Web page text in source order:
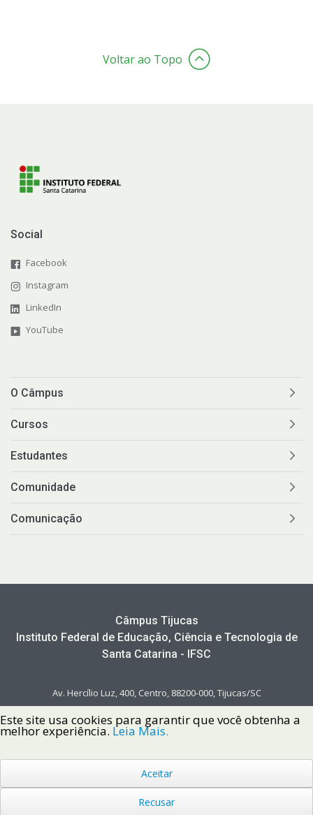
Voltar ao Topo
Social
Facebook
Instagram
LinkedIn
YouTube
O Câmpus
Cursos
Estudantes
Comunidade
Comunicação
Câmpus Tijucas
Instituto Federal de Educação, Ciência e Tecnologia de
Santa Catarina - IFSC
Av. Hercílio Luz, 400, Centro, 88200-000, Tijucas/SC
Copyright © 2022 Instituto Federal de Santa Catarina IFSC
Todos os Direitos Reservados.
Este site usa cookies para garantir que você obtenha a
melhor experiência. Leia Mais.
Aceitar
Recusar